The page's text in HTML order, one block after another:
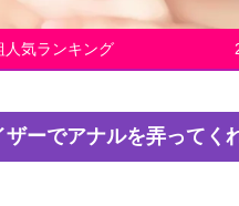
人気ランキング
ーでアナルを弄ってく